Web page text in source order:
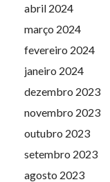
abril 2024
março 2024
fevereiro 2024
janeiro 2024
dezembro 2023
novembro 2023
outubro 2023
setembro 2023
agosto 2023